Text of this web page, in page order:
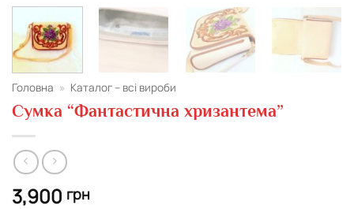
Головна » Каталог – всі вироби
Сумка “Фантастична хризантема”
3,900 грн